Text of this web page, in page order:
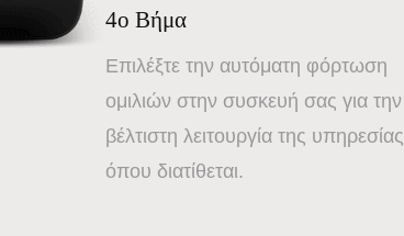
4ο Βήμα
Επιλέξτε την αυτόματη φόρτωση
ομιλιών στην συσκευή σας για την
βέλτιστη λειτουργία της υπηρεσίας
όπου διατίθεται.